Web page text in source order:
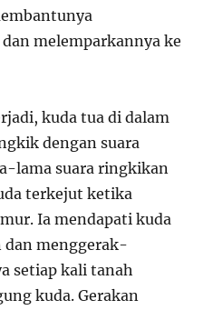
melemparkannya ke
kuda tua di dalam
dengan suara
lama suara ringkikan
terkejut ketika
Ia mendapati kuda
dan menggerak-
setiap kali tanah
kuda. Gerakan